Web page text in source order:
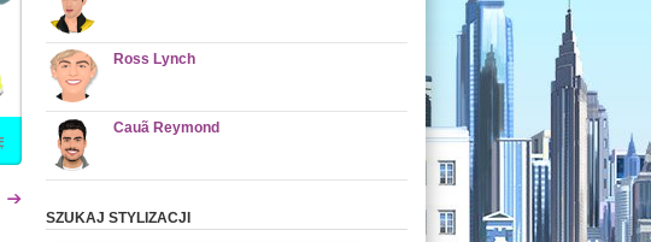
Ross Lynch
Cauã Reymond
SZUKAJ STYLIZACJI